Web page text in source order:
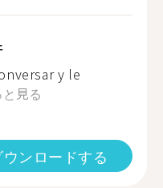
y le
と見る
ンロードする